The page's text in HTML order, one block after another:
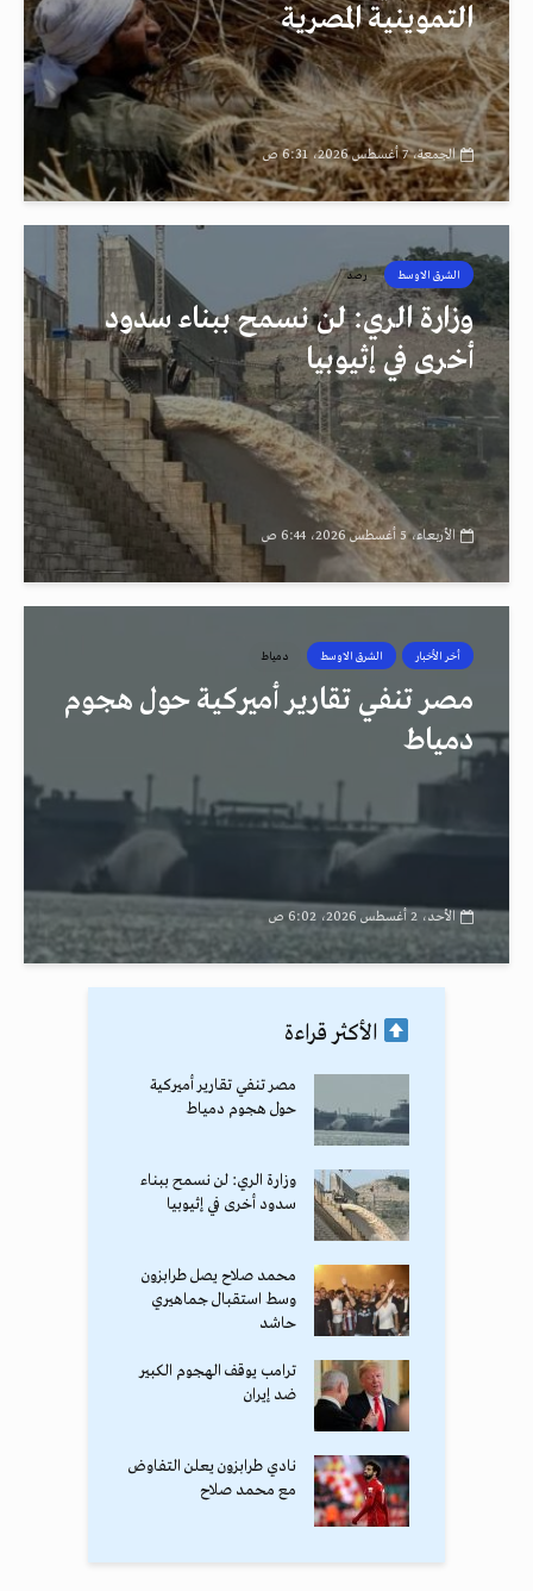
التموينية المصرية
الجمعة، 7 أغسطس 2026، 6:31 ص
الشرق الاوسط رصد
وزارة الري: لن نسمح ببناء سدود
أخرى في إثيوبيا
الأربعاء، 5 أغسطس 2026، 6:44 ص
أخر الأخبار الشرق الاوسط دمياط
مصر تنفي تقارير أميركية حول هجوم
دمياط
الأحد، 2 أغسطس 2026، 6:02 ص
الأكثر قراءة
مصر تنفي تقارير أميركية
حول هجوم دمياط
وزارة الري: لن نسمح ببناء
سدود أخرى في إثيوبيا
محمد صلاح يصل طرابزون
وسط استقبال جماهيري
حاشد
ترامب يوقف الهجوم الكبير
ضد إيران
نادي طرابزون يعلن التفاوض
مع محمد صلاح